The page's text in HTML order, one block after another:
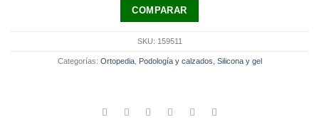
era:
€26.00.
COMPARAR
SKU: 159511
Categorías: Ortopedia, Podología y calzados Silicona y gel